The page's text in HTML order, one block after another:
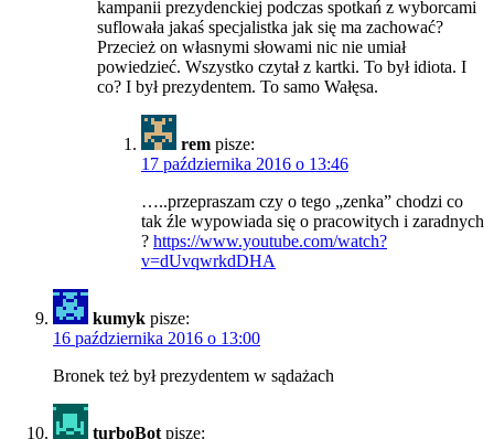
kampanii prezydenckiej podczas spotkań z wyborcami
suflowała jakaś specjalistka jak się ma zachować?
Przecież on własnymi słowami nic nie umiał
powiedzieć. Wszystko czytał z kartki. To był idiota. I
co? I był prezydentem. To samo Wałęsa.
rem pisze:
17 października 2016 o 13:46
…..przepraszam czy o tego „zenka” chodzi co
tak źle wypowiada się o pracowitych i zaradnych
? https://www.youtube.com/watch?
v=dUvqwrkdDHA
kumyk pisze:
16 października 2016 o 13:00
Bronek też był prezydentem w sądażach
turboBot pisze: